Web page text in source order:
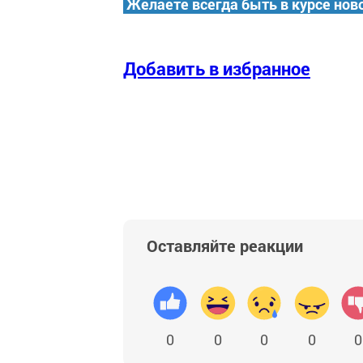
Желаете всегда быть в курсе
Добавить в избранное
Оставляйте реакции
0 0 0 0 0